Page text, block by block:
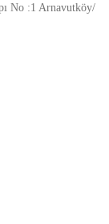
No :1 Arnavutköy/